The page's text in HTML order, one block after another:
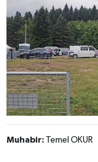
Muhabir: Temel OKUR